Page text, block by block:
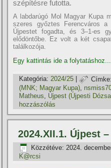
szépítésre futotta.
A labdarúgó Mol Magyar Kupa
szeres győztes Ferencváros
Újpestet fogadta, és 3–1-es
elődöntőbe. Ez volt a két
találkozója.
Egy kattintás ide a
Kategória: 2024/25 | Címke:
(MNK; Magyar Kupa),
Matheus
Újpest (Újpesti
hozzászólás
2024.XII.1. Újpest
Közzétéve: 2024.
K@rcsi